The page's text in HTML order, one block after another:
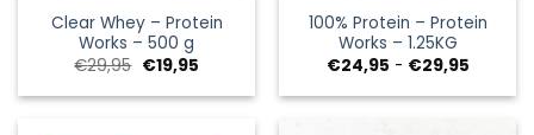
Clear Whey – Protein
Works – 500 g
€29,95 Oorspronkelijke
was:
€19,95Huidige
is:
100% Protein – Protein
Works – 1.25KG
€24,95 - €29,95
tot